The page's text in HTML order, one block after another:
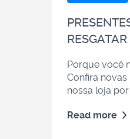
Porque você
Confira
nossa loja
Read more